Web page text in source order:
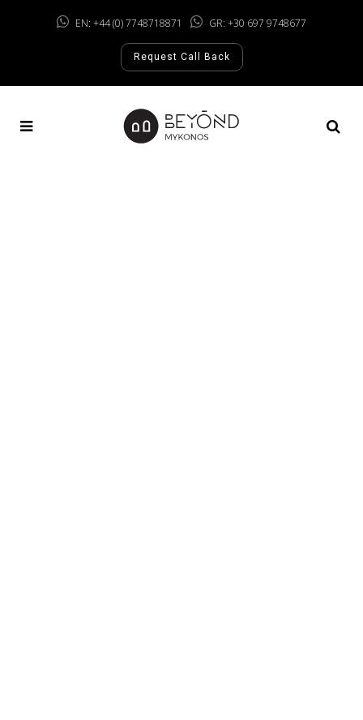
EN: +44 (0) 7748718871 GR: +30 697 9748677
Request Call Back